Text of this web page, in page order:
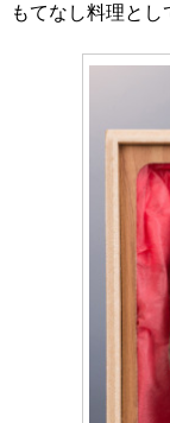
もてなし料理とし